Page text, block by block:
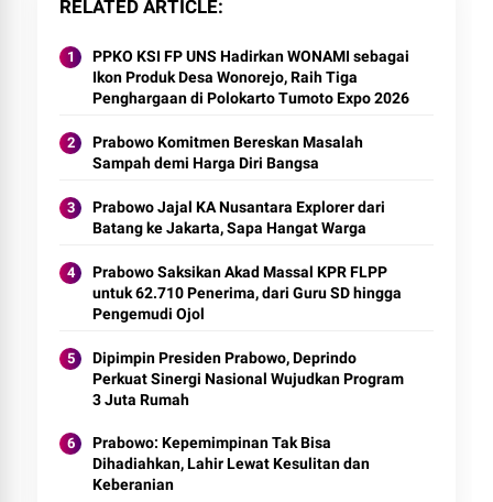
RELATED ARTICLE
PPKO KSI FP UNS Hadirkan WONAMI sebagai
Ikon Produk Desa Wonorejo, Raih Tiga
Penghargaan di Polokarto Tumoto Expo 2026
Prabowo Komitmen Bereskan Masalah
Sampah demi Harga Diri Bangsa
Prabowo Jajal KA Nusantara Explorer dari
Batang ke Jakarta, Sapa Hangat Warga
Prabowo Saksikan Akad Massal KPR FLPP
untuk 62.710 Penerima, dari Guru SD hingga
Pengemudi Ojol
Dipimpin Presiden Prabowo, Deprindo
Perkuat Sinergi Nasional Wujudkan Program
3 Juta Rumah
Prabowo: Kepemimpinan Tak Bisa
Dihadiahkan, Lahir Lewat Kesulitan dan
Keberanian